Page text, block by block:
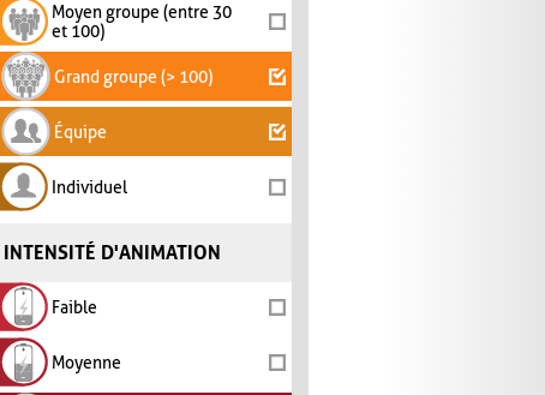
Moyen groupe (entre 30
et 100)
Grand groupe (> 100)
Équipe
Individuel
INTENSITÉ D'ANIMATION
Faible
Moyenne